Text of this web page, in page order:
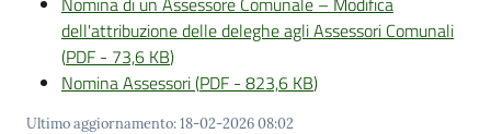
dell'attribuzione delle deleghe agli Assessori Comunali
(PDF - 73,6 KB)
Nomina Assessori(PDF - 823,6 KB)
Ultimo aggiornamento:18-02-2026 08:02